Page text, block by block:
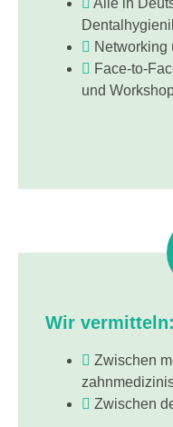
Alle in
Networking
Face-to-
und
Wir vermitteln:
Zwischen
Zwischen